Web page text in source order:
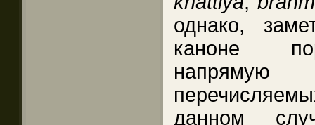
однако,
каноне
напрямую
данном